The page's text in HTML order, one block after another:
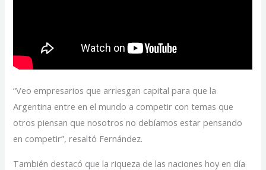
“Veo empresarios que arriesgan capital para que la
Argentina entre en el mundo a competir con temas que
otros piensan que nosotros no debíamos estar pensando
en competir”, resaltó Fernández.
También destacó que la riqueza de las naciones hoy en día